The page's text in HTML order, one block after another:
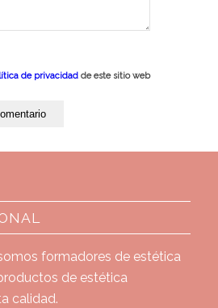
de privacidadde este sitio web
formadores de estética
de estética
calidad.